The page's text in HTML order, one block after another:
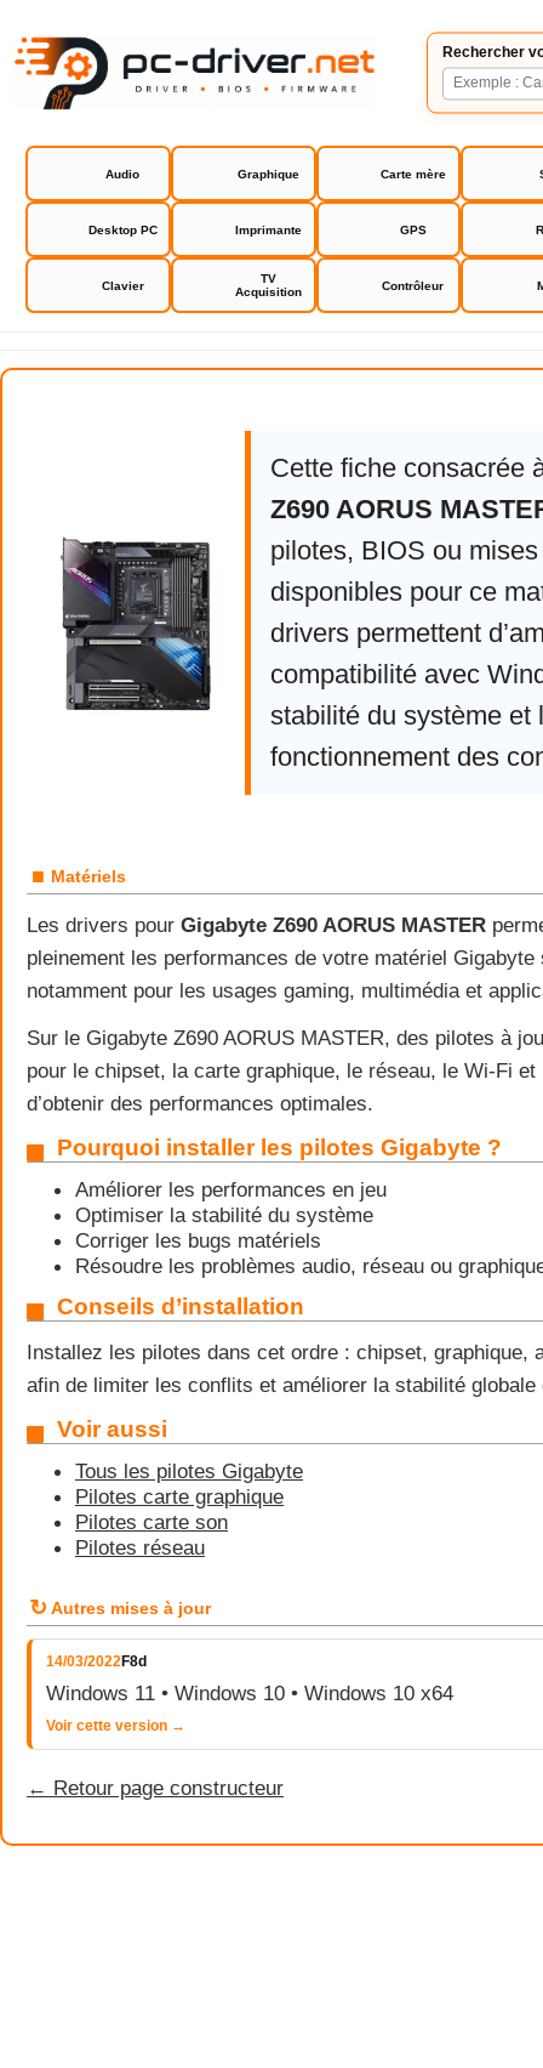
Rechercher
Audio Graphique Carte mère
Desktop PC Imprimante GPS
Clavier
TV
Acquisition
Contrôleur
Gigabyte Z690 AORUS MASTER
Cette fiche consacrée
Z690 AORUS
pilotes, BIOS ou
disponibles pour ce
drivers permettent
compatibilité avec
stabilité du système et
fonctionnement des
■ Matériels
Les drivers pour Gigabyte Z690 AORUS MASTER
pleinement les performances de votre matériel Gigabyte
notamment pour les usages gaming, multimédia et
Sur le Gigabyte Z690 AORUS MASTER, des pilotes à
pour le chipset, la carte graphique, le réseau, le Wi-Fi
d’obtenir des performances optimales.
Pourquoi installer les pilotes Gigabyte ?
Améliorer les performances en jeu
Optimiser la stabilité du système
Corriger les bugs matériels
Résoudre les problèmes audio, réseau ou
Conseils d’installation
Installez les pilotes dans cet ordre : chipset, graphique,
afin de limiter les conflits et améliorer la stabilité globale
Voir aussi
Tous les pilotes Gigabyte
Pilotes carte graphique
Pilotes carte son
Pilotes réseau
↻ Autres mises à jour
14/03/2022F8d
Windows 11 • Windows 10 • Windows 10 x64
Voir cette version →
← Retour page constructeur